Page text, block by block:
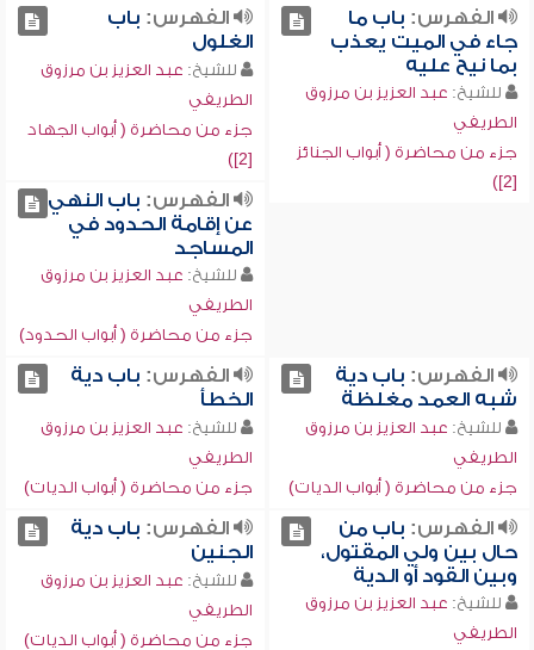
الفهرس: باب ما
جاء في الميت يعذب
بما نيح عليه
للشيخ: عبد العزيز بن مرزوق
الطريفي
جزء من محاضرة ( أبواب الجنائز
[2])
الفهرس: باب
الغلول
للشيخ: عبد العزيز بن مرزوق
الطريفي
جزء من محاضرة ( أبواب الجهاد
[2])
الفهرس: باب النهي
عن إقامة الحدود في
المساجد
للشيخ: عبد العزيز بن مرزوق
الطريفي
جزء من محاضرة ( أبواب الحدود)
الفهرس: باب دية
شبه العمد مغلظة
للشيخ: عبد العزيز بن مرزوق
الطريفي
جزء من محاضرة ( أبواب الديات)
الفهرس: باب دية
الخطأ
للشيخ: عبد العزيز بن مرزوق
الطريفي
جزء من محاضرة ( أبواب الديات)
الفهرس: باب من
حال بين ولي المقتول،
وبين القود أو الدية
للشيخ: عبد العزيز بن مرزوق
الطريفي
الفهرس: باب دية
الجنين
للشيخ: عبد العزيز بن مرزوق
الطريفي
جزء من محاضرة ( أبواب الديات)